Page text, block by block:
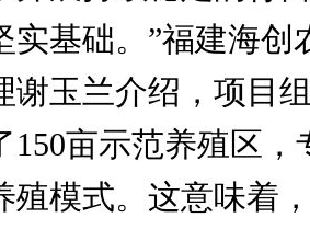
实基础。”福建海创
谢玉兰介绍，项目
150亩示范养殖区，
殖模式。这意味着